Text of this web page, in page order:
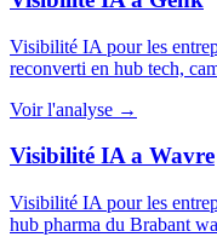
Visibilité IA pour les
reconverti en hub tech,
Voir l'analyse →
Visibilité IA a Wavre
Visibilité IA pour les
hub pharma du Brabant